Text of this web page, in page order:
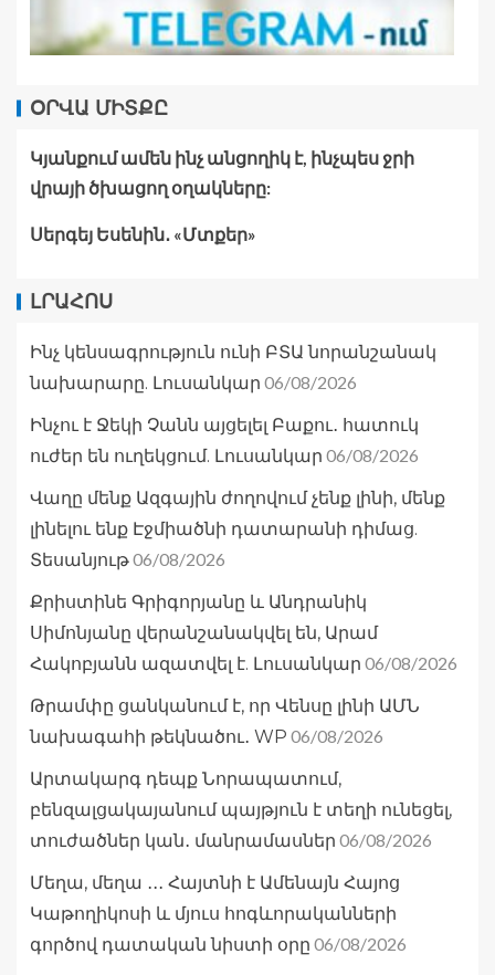
ՕՐՎԱ ՄԻՏՔԸ
Կյանքում ամեն ինչ անցողիկ է, ինչպես ջրի
վրայի ծխացող օղակները:
Սերգեյ Եսենին․ «Մտքեր»
ԼՐԱՀՈՍ
Ինչ կենսագրություն ունի ԲՏԱ նորանշանակ
նախարարը. Լուսանկար 06/08/2026
Ինչու է Ջեկի Չանն այցելել Բաքու․ հատուկ
ուժեր են ուղեկցում. Լուսանկար 06/08/2026
Վաղը մենք Ազգային ժողովում չենք լինի, մենք
լինելու ենք Էջմիածնի դատարանի դիմաց.
Տեսանյութ06/08/2026
Քրիստինե Գրիգորյանը և Անդրանիկ
Սիմոնյանը վերանշանակվել են, Արամ
Հակոբյանն ազատվել է. Լուսանկար 06/08/2026
Թրամփը ցանկանում է, որ Վենսը լինի ԱՄՆ
նախագահի թեկնածու․ WP 06/08/2026
Արտակարգ դեպք Նորապատում,
բենզալցակայանում պայթյուն է տեղի ունեցել,
տուժածներ կան․ մանրամասներ 06/08/2026
Մեղա, մեղա ․․․ Հայտնի է Ամենայն Հայոց
Կաթողիկոսի և մյուս հոգևորականների
գործով դատական նիստի օրը 06/08/2026